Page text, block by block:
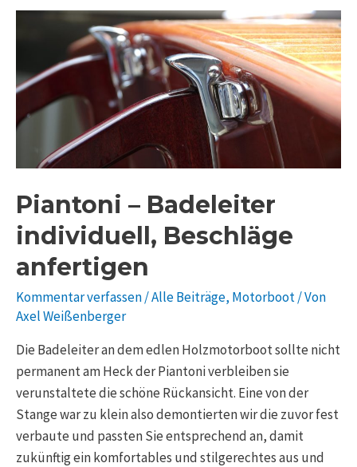
Piantoni – Badeleiter
individuell, Beschläge
anfertigen
Kommentar verfassen/Alle Beiträge, Motorboot/ Von
Axel Weißenberger
Die Badeleiter an dem edlen Holzmotorboot sollte nicht
permanent am Heck der Piantoni verbleiben sie
verunstaltete die schöne Rückansicht. Eine von der
Stange war zu klein also demontierten wir die zuvor fest
verbaute und passten Sie entsprechend an, damit
zukünftig ein komfortables und stilgerechtes aus und
Badeleiter
individuell,
Beschläge
anfertigen